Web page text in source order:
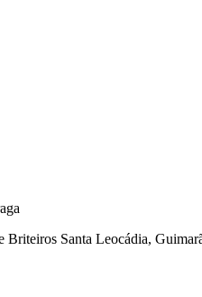
Santa Leocádia,